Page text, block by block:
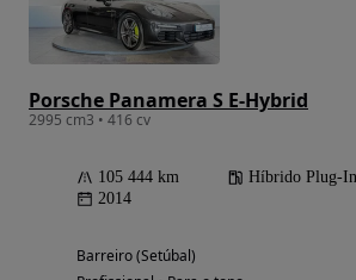
Porsche Panamera S E-Hybrid
2995 cm3 • 416 cv
105 444 km Híbrido Plug-In
2014
Barreiro (Setúbal)